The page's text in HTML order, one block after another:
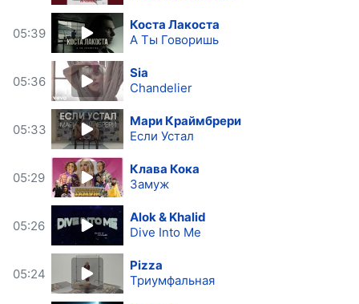
05:39
Коста Лакоста
А Ты Говоришь
05:36
Sia
Chandelier
05:33
Мари Краймбрери
Если Устал
05:29
Клава Кока
Замуж
05:26
Alok & Khalid
Dive Into Me
05:24
Pizza
Триумфальная